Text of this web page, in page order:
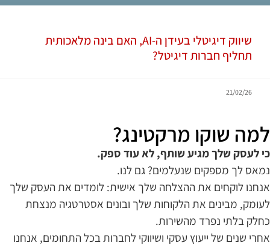
שיווק דיגיטלי בעידן ה-AI, האם בינה מלאכותית
תחליף חברות דיגיטל?
21/02/26
למה שוקו מרקטינג?
כי לעסק שלך מגיע שותף, לא עוד ספק.
נמאס לך מספקים שנעלמים? גם לנו.
אנחנו לוקחים את ההצלחה שלך אישית: לומדים את העסק שלך
לעומק, מבינים את הלקוחות שלך ובונים אסטרטגיה מנצחת
כחלק בלתי נפרד מהשירות.
אחרי שנים של ייעוץ עסקי ושיווקי לחברות בכל התחומים, אנחנו